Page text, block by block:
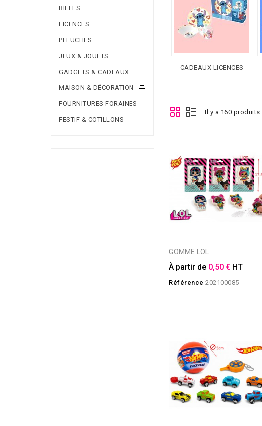
BILLES
LICENCES
PELUCHES
JEUX & JOUETS
GADGETS & CADEAUX
MAISON & DÉCORATION
FOURNITURES FORAINES
FESTIF & COTILLONS
CADEAUX LICENCES
Il y a 160 produits.
GOMME LOL
À partir de 0,50 € HT
Référence 202100085